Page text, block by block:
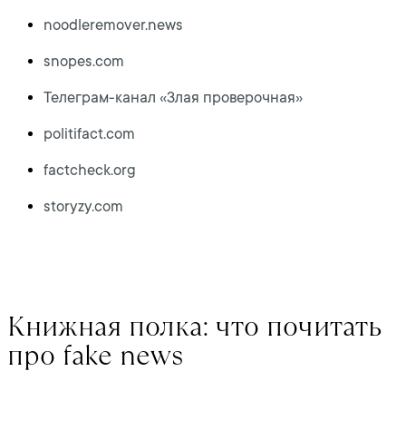
noodleremover.news
snopes.com
Телеграм-канал «Злая проверочная»
politifact.com
factcheck.org
storyzy.com
Книжная полка: что почитать
про fake news